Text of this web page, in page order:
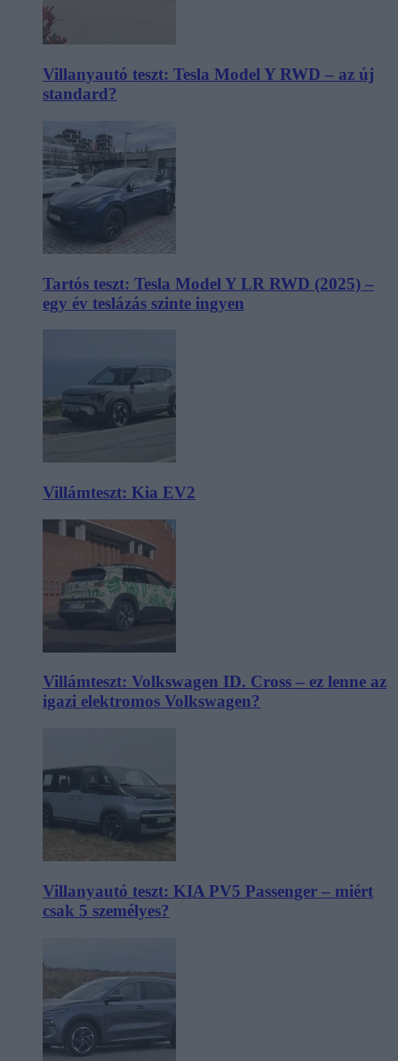
Villanyautó teszt: Tesla Model Y RWD – az új
standard?
Tartós teszt: Tesla Model Y LR RWD (2025) –
egy év teslázás szinte ingyen
Villámteszt: Kia EV2
Villámteszt: Volkswagen ID. Cross – ez lenne az
igazi elektromos Volkswagen?
Villanyautó teszt: KIA PV5 Passenger – miért
csak 5 személyes?